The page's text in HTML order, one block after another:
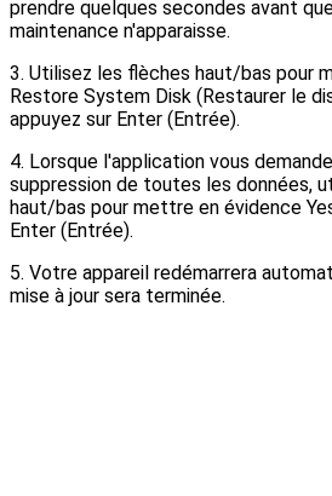
prendre quelques secondes avant
maintenance n'apparaisse.
3. Utilisez les flèches haut/bas pour
Restore System Disk (Restaurer le
appuyez sur Enter (Entrée).
4. Lorsque l'application vous
suppression de toutes les données,
haut/bas pour mettre en évidence
Enter (Entrée).
5. Votre appareil redémarrera
mise à jour sera terminée.